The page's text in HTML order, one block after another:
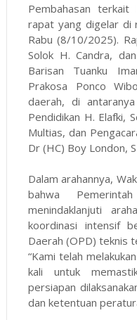
Pembahasan
rapat yang digelar di
Rabu (8/10/2025).
Solok H. Candra,
Barisan Tuanku
Prakosa Ponco
daerah, di
Pendidikan H. Elafki,
Multias, dan
Dr (HC) Boy London,
Dalam arahannya,
bahwa
menindaklanjuti
koordinasi intensif
Daerah (OPD) teknis
“Kami telah
kali untuk
persiapan
dan ketentuan